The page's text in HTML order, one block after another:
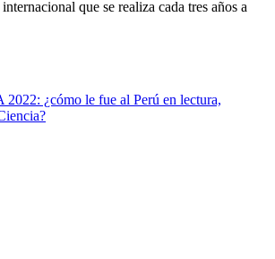
que se realiza cada tres años a